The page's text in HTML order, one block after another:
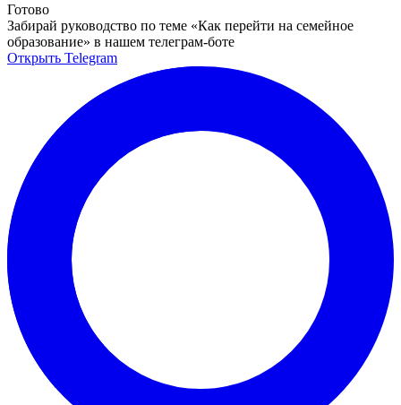
Готово
Забирай руководство по теме «Как перейти на семейное
образование» в нашем телеграм-боте
Открыть Telegram